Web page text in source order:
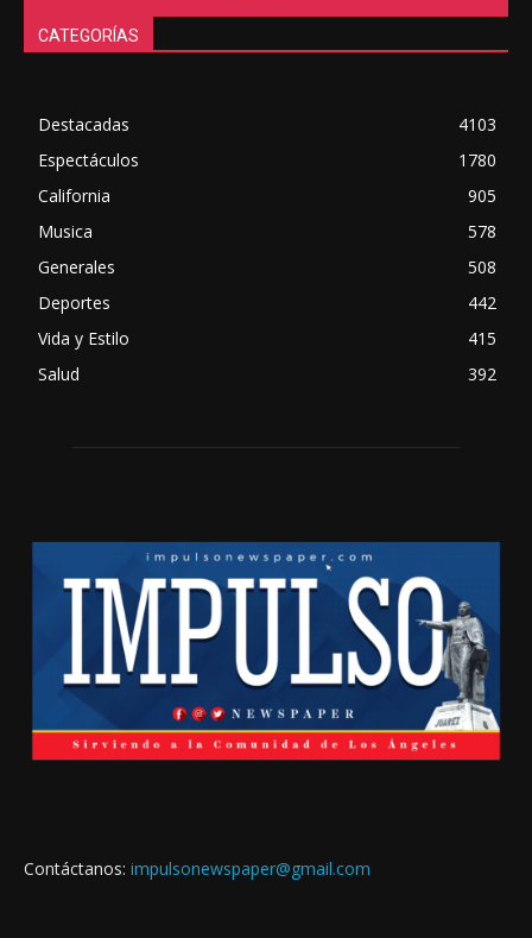
CATEGORÍAS
Destacadas
4103
Espectáculos
1780
California
905
Musica
578
Generales
508
Deportes
442
Vida y Estilo
415
Salud
392
Contáctanos: impulsonewspaper@gmail.com